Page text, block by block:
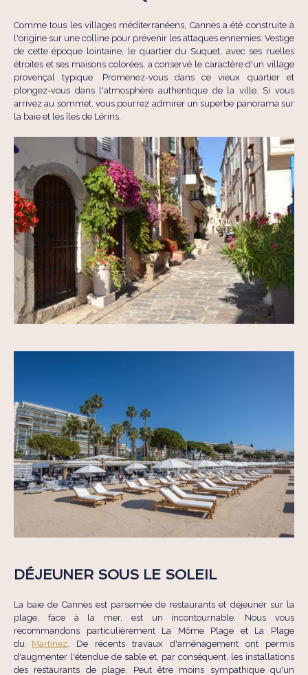
Comme tous les villages méditerranéens, Cannes a été construite à
l'origine sur une colline pour prévenir les attaques ennemies. Vestige
de cette époque lointaine, le quartier du Suquet, avec ses ruelles
étroites et ses maisons colorées, a conservé le caractère d'un village
provençal typique. Promenez-vous dans ce vieux quartier et
plongez-vous dans l'atmosphère authentique de la ville. Si vous
arrivez au sommet, vous pourrez admirer un superbe panorama sur
la baie et les îles de Lérins.
DÉJEUNER SOUS LE SOLEIL
La baie de Cannes est parsemée de restaurants et déjeuner sur la
plage, face à la mer, est un incontournable. Nous vous
recommandons particulièrement La Môme Plage et La Plage
du Martinez. De récents travaux d'aménagement ont permis
d'augmenter l'étendue de sable et, par conséquent, les installations
des restaurants de plage. Peut être moins sympathique qu'un